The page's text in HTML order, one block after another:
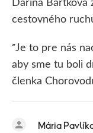
Darina Bartková
cestovného
“Je to pre nás
aby sme tu boli
členka
Mária